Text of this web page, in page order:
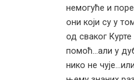
немогуће и
они који су у
од сваког Курте
помоћ…али у
нико не